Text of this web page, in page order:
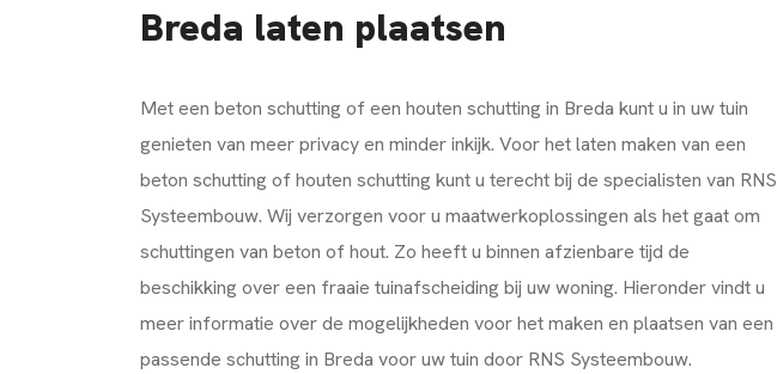
Breda laten plaatsen
Met een beton schutting of een houten schutting in Breda kunt u in uw tuin
genieten van meer privacy en minder inkijk. Voor het laten maken van een
beton schutting of houten schutting kunt u terecht bij de specialisten van RNS
Systeembouw. Wij verzorgen voor u maatwerkoplossingen als het gaat om
schuttingen van beton of hout. Zo heeft u binnen afzienbare tijd de
beschikking over een fraaie tuinafscheiding bij uw woning. Hieronder vindt u
meer informatie over de mogelijkheden voor het maken en plaatsen van een
passende schutting in Breda voor uw tuin door RNS Systeembouw.